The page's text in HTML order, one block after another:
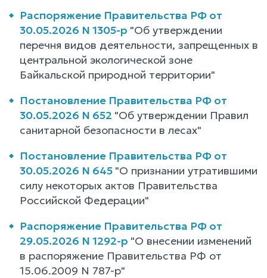
Распоряжение Правительства РФ от
30.05.2026 N 1305-р "Об утверждении
перечня видов деятельности, запрещенных в
центральной экологической зоне
Байкальской природной территории"
Постановление Правительства РФ от
30.05.2026 N 652 "Об утверждении Правил
санитарной безопасности в лесах"
Постановление Правительства РФ от
30.05.2026 N 645 "О признании утратившими
силу некоторых актов Правительства
Российской Федерации"
Распоряжение Правительства РФ от
29.05.2026 N 1292-р "О внесении изменений
в распоряжение Правительства РФ от
15.06.2009 N 787-р"